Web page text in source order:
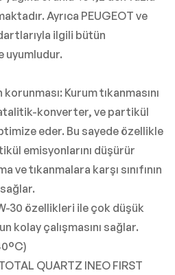
Ayrıca PEUGEOT ve
ilgili bütün
uyumludur.
Kurum tıkanmasını
konverter, ve partikül
eder. Bu sayede özellikle
emisyonlarını düşürür
ve tıkanmalara karşı sınıfının
30 özellikleri ile çok düşük
kolay çalışmasını sağlar.
QUARTZ INEO FIRST